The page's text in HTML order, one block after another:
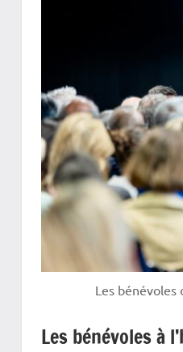
Les bénévoles
Les bénévoles à